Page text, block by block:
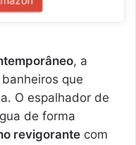
, a
que
O espalhador de
de forma
revigorante com